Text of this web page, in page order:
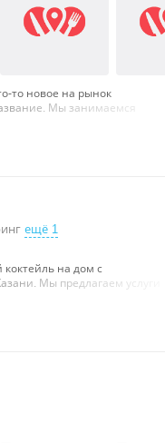
то новое на рынок
Мы занимаемся
персонал,
сервис обслуживания.
кальянов специальным
ещё 1
на дом с
Мы предлагаем услуги